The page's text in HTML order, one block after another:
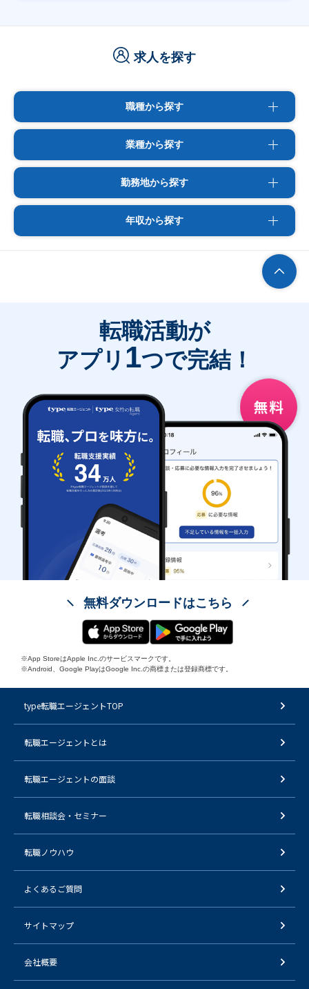
求人を探す
職種から探す
業種から探す
勤務地から探す
年収から探す
転職活動が
アプリ 1つで完結！
無料ダウンロードはこちら
※App StoreはApple Inc.のサービスマークです。
※Android、Google PlayはGoogle Inc.の商標または登録商標です。
type転職エージェントTOP
転職エージェントとは
転職エージェントの面談
転職相談会・セミナー
転職ノウハウ
よくあるご質問
サイトマップ
会社概要